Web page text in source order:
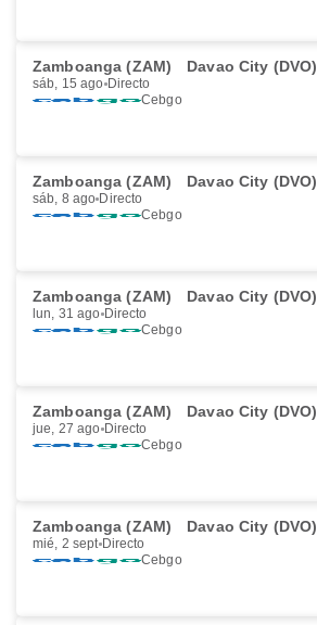
Zamboanga (ZAM) Davao City (DVO)
sáb, 15 ago Directo
Cebgo
Zamboanga (ZAM) Davao City (DVO)
sáb, 8 ago Directo
Cebgo
Zamboanga (ZAM) Davao City (DVO)
lun, 31 ago Directo
Cebgo
Zamboanga (ZAM) Davao City (DVO)
jue, 27 ago Directo
Cebgo
Zamboanga (ZAM) Davao City (DVO)
mié, 2 sept Directo
Cebgo